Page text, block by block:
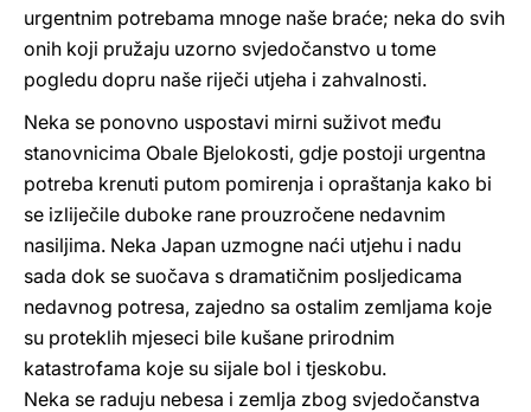
urgentnim potrebama mnoge naše braće; neka do svih
onih koji pružaju uzorno svjedočanstvo u tome
pogledu dopru naše riječi utjeha i zahvalnosti.
Neka se ponovno uspostavi mirni suživot među
stanovnicima Obale Bjelokosti, gdje postoji urgentna
potreba krenuti putom pomirenja i opraštanja kako bi
se izliječile duboke rane prouzročene nedavnim
nasiljima. Neka Japan uzmogne naći utjehu i nadu
sada dok se suočava s dramatičnim posljedicama
nedavnog potresa, zajedno sa ostalim zemljama koje
su proteklih mjeseci bile kušane prirodnim
katastrofama koje su sijale bol i tjeskobu.
Neka se raduju nebesa i zemlja zbog svjedočanstva